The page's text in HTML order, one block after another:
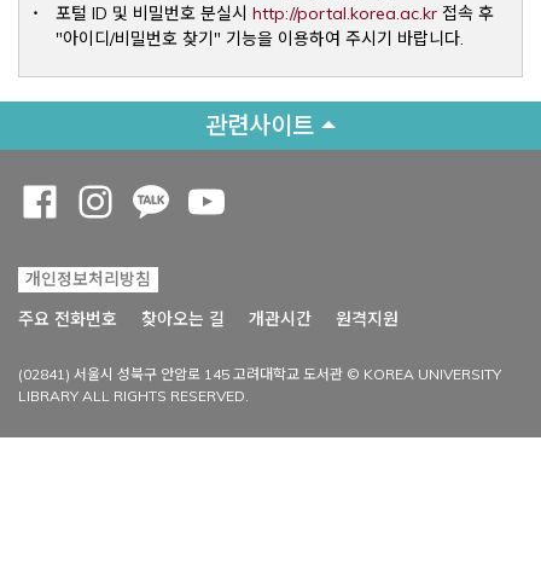
포털 ID 및 비밀번호 분실시 http://portal.korea.ac.krOpens a
접속 후
"아이디/비밀번호 찾기" 기능을 이용하여 주시기 바랍니다.
관련사이트
개인정보처리방침
주요 전화번호
찾아오는 길 개관시간 원격지원
(02841) 서울시 성북구 안암로 145 고려대학교 도서관 © KOREA UNIVERSITY
LIBRARY ALL RIGHTS RESERVED.
Opens a new window
Opens a new window
Opens a new window